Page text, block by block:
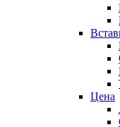
Цена